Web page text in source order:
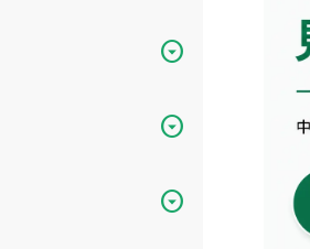
arrow_drop_down_circle
arrow_drop_down_circle
arrow_drop_down_circle